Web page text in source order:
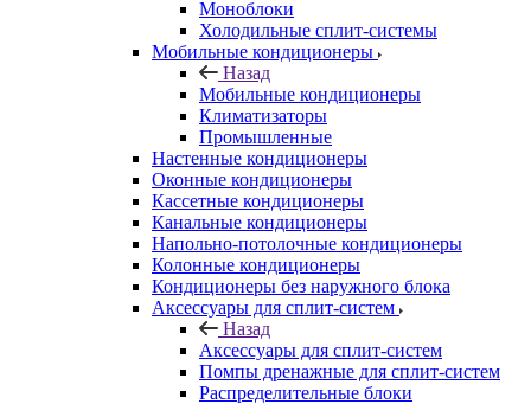
Моноблоки
Холодильные сплит-системы
Мобильные кондиционеры
Назад
Мобильные кондиционеры
Климатизаторы
Промышленные
Настенные кондиционеры
Оконные кондиционеры
Кассетные кондиционеры
Канальные кондиционеры
Напольно-потолочные кондиционеры
Колонные кондиционеры
Кондиционеры без наружного блока
Аксессуары для сплит-систем
Назад
Аксессуары для сплит-систем
Помпы дренажные для сплит-систем
Распределительные блоки